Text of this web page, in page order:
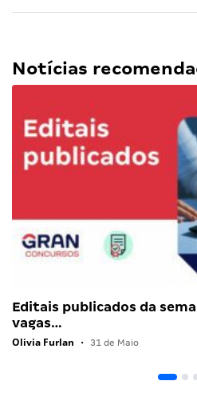
Notícias
Editais publicados da
vagas…
Olivia Furlan • 31 de Maio